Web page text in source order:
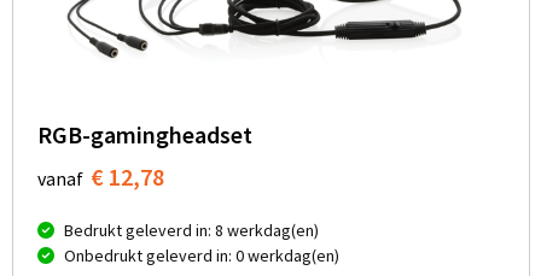
RGB-gamingheadset
vanaf € 12,78
Bedrukt geleverd in: 8 werkdag(en)
Onbedrukt geleverd in: 0 werkdag(en)